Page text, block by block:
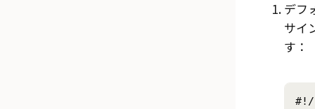
デフ
サイ
す：
#!/